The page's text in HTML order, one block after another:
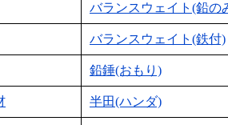
バランスウェイト(鉛の
バランスウェイト(鉄付)
鉛錘(おもり)
半田(ハンダ)